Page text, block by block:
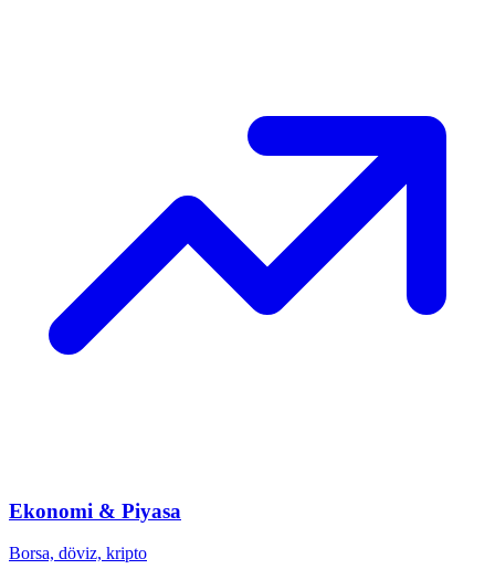
Ekonomi & Piyasa
Borsa, döviz, kripto